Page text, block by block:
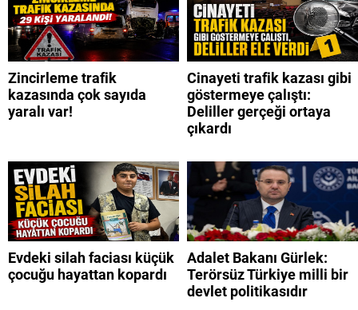
Zincirleme trafik
kazasında çok sayıda
yaralı var!
Cinayeti trafik kazası gibi
göstermeye çalıştı:
Deliller gerçeği ortaya
çıkardı
Evdeki silah faciası küçük
çocuğu hayattan kopardı
Adalet Bakanı Gürlek:
Terörsüz Türkiye milli bir
devlet politikasıdır